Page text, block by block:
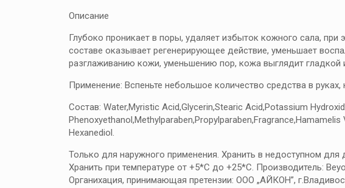
Описание
Глубоко проникает в поры, удаляет избыток кожного сала,
составе оказывает регенерирующее действие, уменьшает
разглаживанию кожи, уменьшению пор, кожа выглядит гладкой
Применение: Вспеньте небольшое количество средства в
Состав: Water,Myristic Acid,Glycerin,Stearic Acid,Potassium
Hexanediol.
Только для наружного применения. Хранить в недоступном для
Хранить при температуре от +5*С до +25*С. Производитель:
Органихация, принимающая претензии: ООО „АЙКОН”,